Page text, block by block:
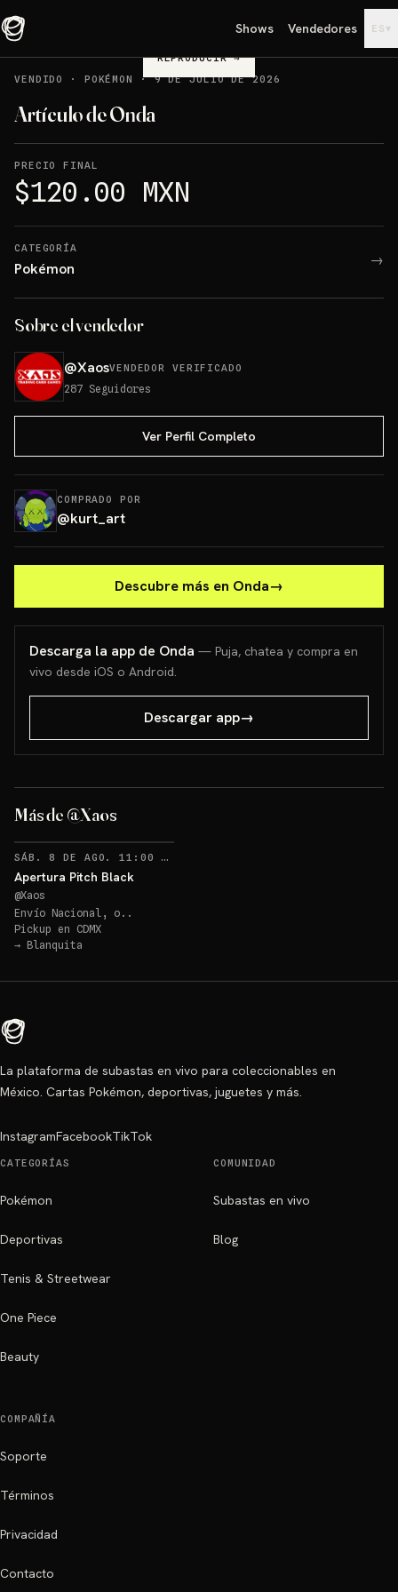
Shows Vendedores ES ▾
REPRODUCIR→
VENDIDO
· POKÉMON ·9 DE JULIO DE 2026
Artículo de Onda
PRECIO FINAL
$120.00 MXN
CATEGORÍA
Pokémon →
Sobre el vendedor
@XaosVENDEDOR VERIFICADO
287 Seguidores
Ver Perfil Completo
COMPRADO POR
@kurt_art
Descubre más en Onda→
Descarga la app de Onda — Puja, chatea y compra en
vivo desde iOS o Android.
Descargar app→
Más de @Xaos
SÁB. 8 DE AGO. 11:00 PM
Apertura Pitch Black
@Xaos
Envío Nacional, o..
Pickup en CDMX
→ Blanquita
La plataforma de subastas en vivo para coleccionables en
México. Cartas Pokémon, deportivas, juguetes y más.
InstagramFacebookTikTok
CATEGORÍAS
Pokémon
Deportivas
Tenis & Streetwear
One Piece
Beauty
COMUNIDAD
Subastas en vivo
Blog
COMPAÑÍA
Soporte
Términos
Privacidad
Contacto